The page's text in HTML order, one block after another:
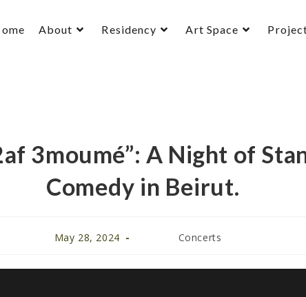
About Residency Art Space
3moumé”: A Night of
Comedy in Beirut.
May 28, 2024 Concerts